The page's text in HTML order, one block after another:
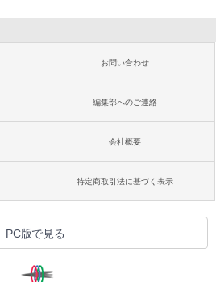
お問い合わせ
編集部へのご連絡
会社概要
特定商取引法に基づく表示
PC版で見る